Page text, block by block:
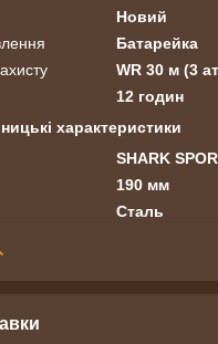
Новий
Батарейка
WR 30 м (3
12 годин
характеристики
SHARK
190 мм
Сталь